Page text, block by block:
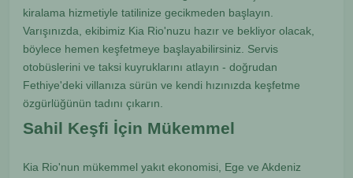
kiralama hizmetiyle tatilinize gecikmeden başlayın.
Varışınızda, ekibimiz Kia Rio'nuzu hazır ve bekliyor olacak,
böylece hemen keşfetmeye başlayabilirsiniz. Servis
otobüslerini ve taksi kuyruklarını atlayın - doğrudan
Fethiye'deki villanıza sürün ve kendi hızınızda keşfetme
özgürlüğünün tadını çıkarın.
Sahil Keşfi İçin Mükemmel
Kia Rio'nun mükemmel yakıt ekonomisi, Ege ve Akdeniz